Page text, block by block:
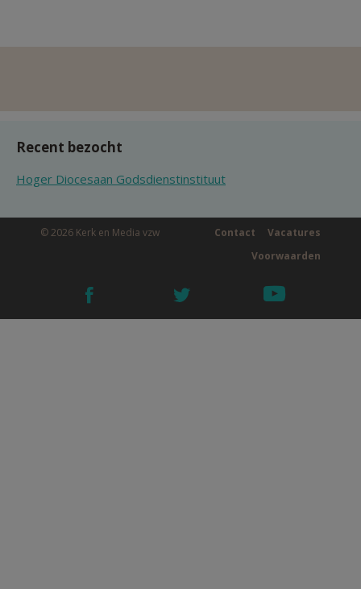
Recent bezocht
Hoger Diocesaan Godsdienstinstituut
© 2026 Kerk en Media vzw Vacatures
Contact
Voorwaarden